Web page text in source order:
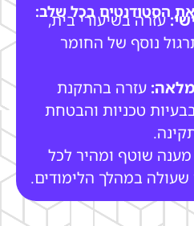
הסטודנטים בכל שלב:
עזרה בשיעורי בית,
נוסף של החומר
עזרה בהתקנת
טכניות והבטחת
מענה שוטף ומהיר לכל
במהלך הלימודים.